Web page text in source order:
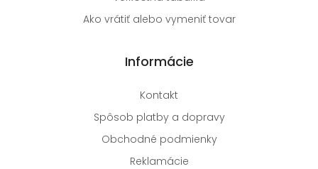
Ako vrátiť alebo vymeniť tovar
Informácie
Kontakt
Spôsob platby a dopravy
Obchodné podmienky
Reklamácie